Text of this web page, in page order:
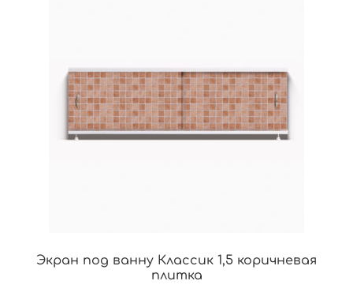
Экран под ванну Классик 1,5 коричневая
плитка